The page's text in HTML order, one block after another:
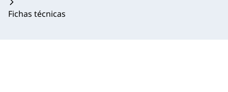
Fichas técnicas